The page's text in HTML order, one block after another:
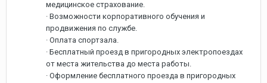
медицинское страхование.
· Возможности корпоративного обучения и
продвижения по службе.
· Оплата спортзала.
· Бесплатный проезд в пригородных электропоездах
от места жительства до места работы.
· Оформление бесплатного проезда в пригородных